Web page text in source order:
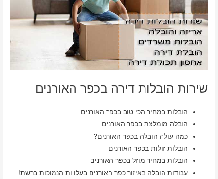
שירות הובלות דירה בכפר האורנים
הובלות במחיר הכי טוב בכפר האורנים
הובלה מומלצת בכפר האורנים
כמה עולה הובלה בכפר האורנים?
הובלות זולות בכפר האורנים
הובלות במחיר מוזל בכפר האורנים
עבודות הובלה באיזור כפר האורנים בעלויות הנמוכות ברשת!